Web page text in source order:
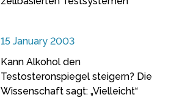
15 January 2003
Kann Alkohol den
Testosteronspiegel steigern? Die
Wissenschaft sagt: „Vielleicht“